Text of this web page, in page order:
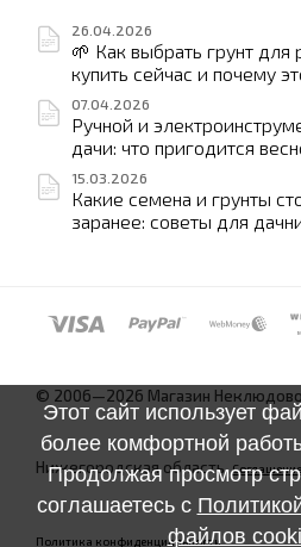
26.04.2026
🌱 Как выбрать грунт для
купить сейчас и почему
07.04.2026
Ручной и
дачи: что пригодится
15.03.2026
Какие семена и грунты
заранее: советы для
© 2006—2026 Магазин Неклюдово
Нижегородская область.
Политика конфиденциальности
Этот сайт использует
более комфортной
Продолжая просмотр
соглашаетесь с
файлов